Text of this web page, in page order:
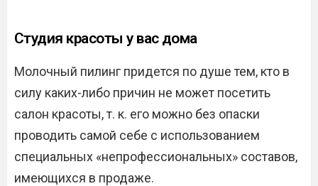
Студия красоты у вас дома
Молочный пилинг придется по душе тем, кто в
силу каких-либо причин не может посетить
салон красоты, т. к. его можно без опаски
проводить самой себе с использованием
специальных «непрофессиональных» составов,
имеющихся в продаже.